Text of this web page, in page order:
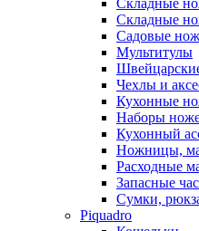
Складные
Садовые
Мультитулы
Чехлы и
Кухонные
Наборы
Кухонный
Ножницы,
Расходные
Запасные
Сумки,
Piquadro